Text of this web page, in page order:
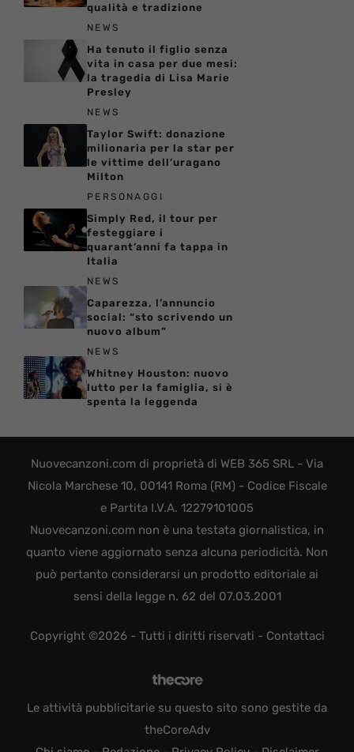
qualità e tradizione
NEWS
Ha tenuto il figlio senza
vita in casa per due mesi:
la tragedia di Lisa Marie
Presley
NEWS
Taylor Swift: donazione
milionaria per la star per
le vittime dell’uragano
Milton
PERSONAGGI
Simply Red, il tour per
festeggiare i
quarant’anni fa tappa in
Italia
NEWS
Caparezza, l’annuncio
social: “sto scrivendo un
nuovo album”
NEWS
Whitney Houston: nuovo
lutto per la famiglia, si è
spenta la leggenda
Nuovecanzoni.com di proprietà di WEB 365 SRL - Via
Nicola Marchese 10, 00141 Roma (RM) - Codice Fiscale
e Partita I.V.A. 12279101005
Nuovecanzoni.com non è una testata giornalistica, in
quanto viene aggiornato senza alcuna periodicità. Non
può pertanto considerarsi un prodotto editoriale ai
sensi della legge n. 62 del 07.03.2001
Copyright ©2026 - Tutti i diritti riservati - Contattaci
Le attività pubblicitarie su questo sito sono gestite da
theCoreAdv